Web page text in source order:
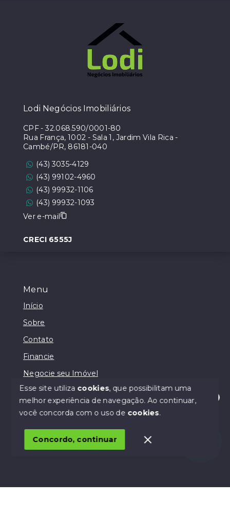
Olá! Estamos disponíveis para te ajudar.
Menu
Início
Sobre
Contato
Financie
Negocie seu Imóvel
© Copyright 2026 - Lodi Negócios Imobiliários - Todos
SITE PARA IMOBILIARIA
Lodi Negócios Imobiliários
CPF-32.068.590/0001-80
Rua França, 1002 - Sala 1, Jardim Vila Rica -
Cambé/PR, 86181-040
(43) 3035-4129
(43) 99102-4960
(43) 99932-1106
(43) 99932-1093
Ver e-mail
CRECI 6555J
Esse site utiliza cookies, que possibilitam uma
melhor experiência de navegação.Ao continuar,
você concorda com o uso de cookies.
Concordo, continuar